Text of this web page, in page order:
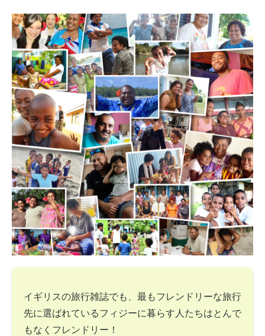
イギリスの旅行雑誌でも、最もフレンドリーな旅行
先に選ばれているフィジーに暮らす人たちはとんで
もなくフレンドリー！